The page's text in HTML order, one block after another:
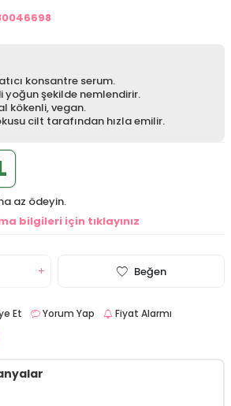
konsantre serum.
yoğun şekilde nemlendirir.
kökenli, vegan.
cilt tarafından hızla emilir.
az ödeyin.
bilgileri için tıklayınız
Beğen
Et Yorum Yap Fiyat Alarmı